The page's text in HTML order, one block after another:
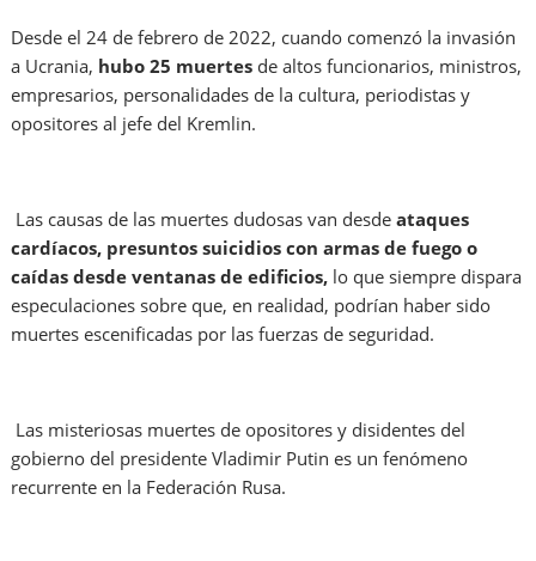
Desde el 24 de febrero de 2022, cuando comenzó la invasión
a Ucrania, hubo 25 muertes de altos funcionarios, ministros,
empresarios, personalidades de la cultura, periodistas y
opositores al jefe del Kremlin.
Las causas de las muertes dudosas van desdeataques
cardíacos, presuntos suicidios con armas de fuego o
caídas desde ventanas de edificios, lo que siempre dispara
especulaciones sobre que, en realidad, podrían haber sido
muertes escenificadas por las fuerzas de seguridad.
Las misteriosas muertes de opositores y disidentes del
gobierno del presidente Vladimir Putin es un fenómeno
recurrente en la Federación Rusa.